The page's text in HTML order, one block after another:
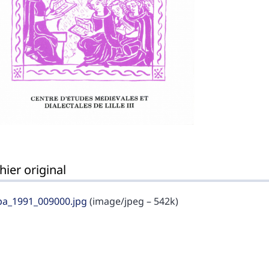
original
(image/jpeg – 542k)